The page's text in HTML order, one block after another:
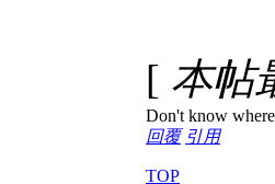
[ 本帖
Don't know
回覆 引用
TOP